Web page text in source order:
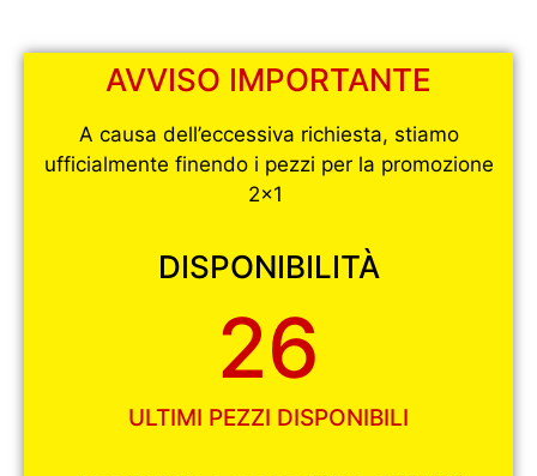
AVVISO IMPORTANTE
A causa dell’eccessiva richiesta, stiamo
ufficialmente finendo i pezzi per la promozione
2×1
DISPONIBILITÀ
ULTIMI PEZZI DISPONIBILI
26